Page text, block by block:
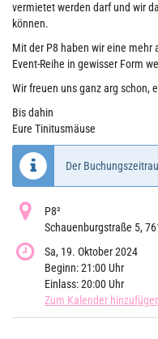
vermietet werden darf und wir
können.
Mit der P8 haben wir eine mehr
Event-Reihe in gewisser Form
Wir freuen uns ganz arg schon,
Bis dahin
Eure Tinitusmäuse
Der
P8²
Schauenburgstraße 5,
Sa, 19. Oktober 2024
Beginn:21:00Uhr
Einlass:20:00Uhr
Zum Kalender